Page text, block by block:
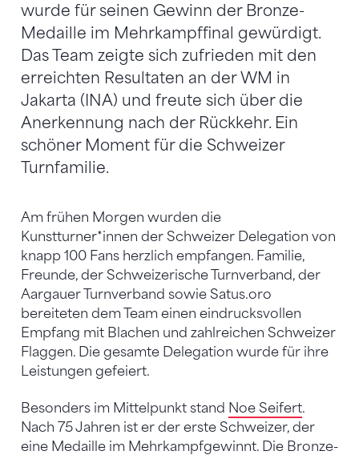
wurde für seinen Gewinn der Bronze-
Medaille im Mehrkampffinal gewürdigt.
Das Team zeigte sich zufrieden mit den
erreichten Resultaten an der WM in
Jakarta (INA) und freute sich über die
Anerkennung nach der Rückkehr. Ein
schöner Moment für die Schweizer
Turnfamilie.
Am frühen Morgen wurden die
Kunstturner*innen der Schweizer Delegation von
knapp 100 Fans herzlich empfangen. Familie,
Freunde, der Schweizerische Turnverband, der
Aargauer Turnverband sowie Satus.oro
bereiteten dem Team einen eindrucksvollen
Empfang mit Blachen und zahlreichen Schweizer
Flaggen. Die gesamte Delegation wurde für ihre
Leistungen gefeiert.
Besonders im Mittelpunkt stand Noe Seifert.
Nach 75 Jahren ist er der erste Schweizer, der
eine Medaille im Mehrkampfgewinnt. Die Bronze-